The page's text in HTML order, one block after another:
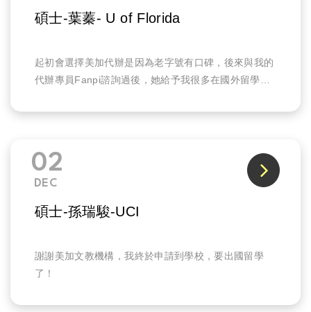
碩士-葉蓁- U of Florida
起初會選擇美加代辦是因為老字號有口碑，後來與我的
代辦專員Fanpi諮詢過後，她給予我很多在國外留學的
02
DEC
碩士-孫瑞駿-UCI
謝謝美加文教機構，我終於申請到學校，要出國留學
了！